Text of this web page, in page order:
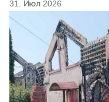
31. Июл 2026